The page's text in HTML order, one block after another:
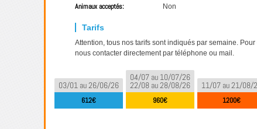
Animaux acceptés: Non
Attention, tous nos tarifs sont indiqués par semaine.
nous contacter directement par téléphone ou mail.
03/01 au 26/06/26
612€
04/07 au 10/07/26
22/08 au 28/08/26
960€
11/07 au 21/08/
1200€